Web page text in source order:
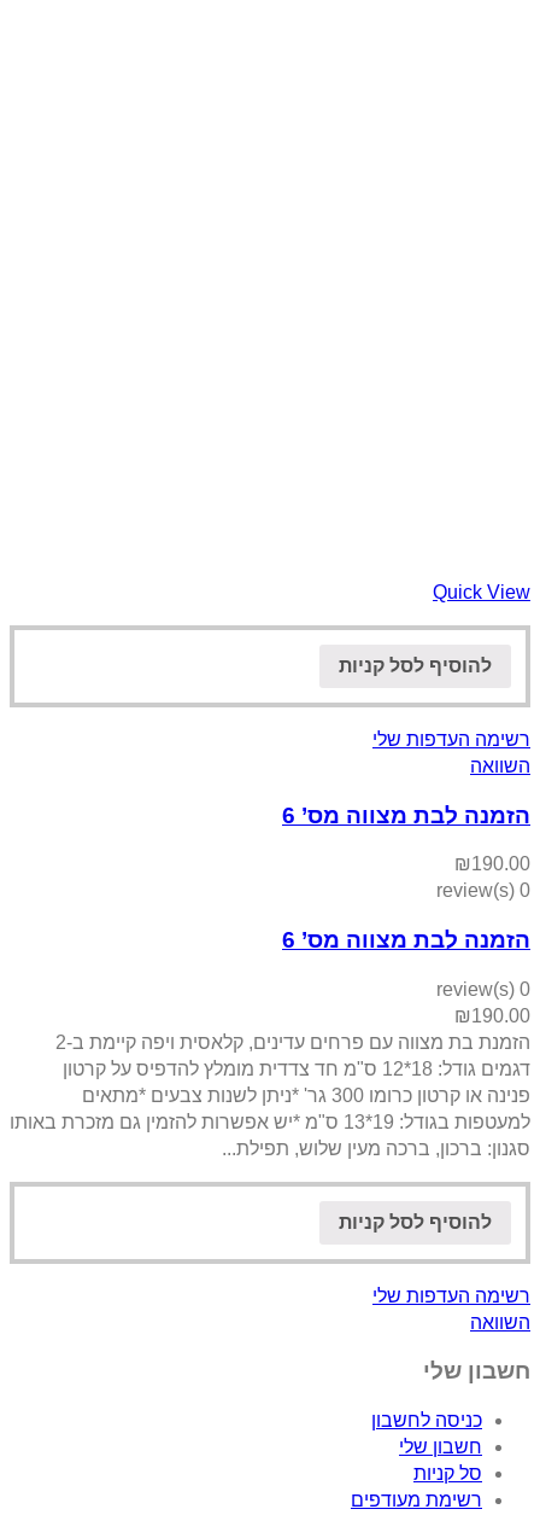
Quick View
להוסיף לסל קניות
רשימה העדפות שלי
השוואה
הזמנה לבת מצווה מס’ 6
₪190.00
0 review(s)
הזמנה לבת מצווה מס’ 6
0 review(s)
₪190.00
הזמנת בת מצווה עם פרחים עדינים, קלאסית ויפה קיימת ב-2
דגמים גודל: 18*12 ס"מ חד צדדית מומלץ להדפיס על קרטון
פנינה או קרטון כרומו 300 גר' *ניתן לשנות צבעים *מתאים
למעטפות בגודל: 19*13 ס"מ *יש אפשרות להזמין גם מזכרת באותו
סגנון: ברכון, ברכה מעין שלוש, תפילת...
להוסיף לסל קניות
רשימה העדפות שלי
השוואה
חשבון שלי
כניסה לחשבון
חשבון שלי
סל קניות
רשימת מעודפים